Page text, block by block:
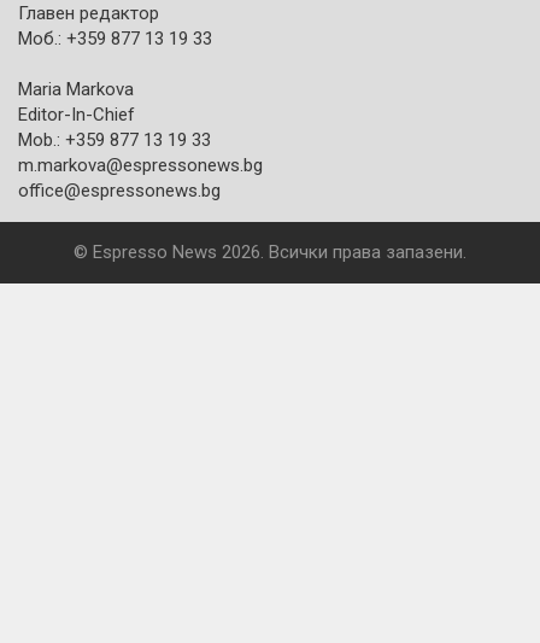
Главен редактор
Моб.: +359 877 13 19 33
Maria Markova
Editor-In-Chief
Mob.: +359 877 13 19 33
m.markova@espressonews.bg
office@espressonews.bg
© Espresso News 2026. Всички права запазени.